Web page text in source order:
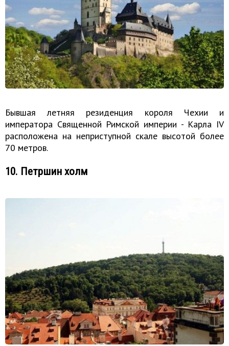
Бывшая летняя резиденция короля Чехии и
императора Священной Римской империи - Карла IV
расположена на неприступной скале высотой более
70 метров.
10. Петршин холм